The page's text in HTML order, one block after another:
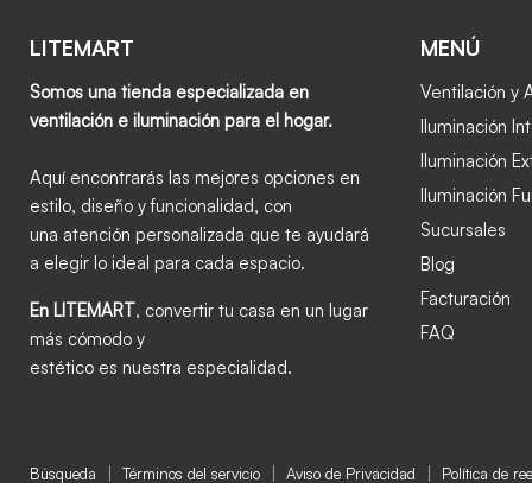
LITEMART
Somos una tienda especializada en
ventilación e iluminación para el hogar.
Aquí encontrarás las mejores opciones en
estilo, diseño y funcionalidad, con
una atención personalizada que te ayudará
a elegir lo ideal para cada espacio.
En LITEMART, convertir tu casa en un lugar
más cómodo y
estético es nuestra especialidad.
MENÚ
Ventilación y
Iluminación
Iluminación
Iluminación
Sucursales
Blog
Facturación
FAQ
Búsqueda Términos del servicio Aviso de Privacidad Política de